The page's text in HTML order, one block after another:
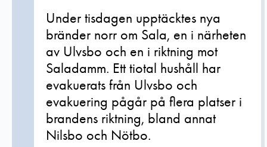
Under tisdagen upptäcktes nya
bränder norr om Sala, en i närheten
av Ulvsbo och en i riktning mot
Saladamm. Ett tiotal hushåll har
evakuerats från Ulvsbo och
evakuering pågår på flera platser i
brandens riktning, bland annat
Nilsbo och Nötbo.